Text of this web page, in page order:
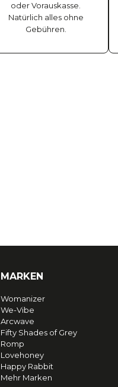
oder Vorauskasse.
Natürlich alles ohne
Gebühren.
MARKEN
Womanizer
We-Vibe
Arcwave
Fifty Shades of Grey
Romp
Lovehoney
Happy Rabbit
Mehr Marken